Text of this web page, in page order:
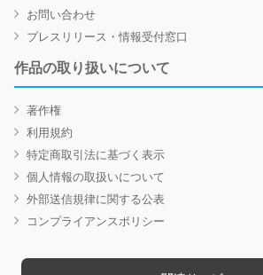
お問い合わせ
プレスリリース・情報受付窓口
作品の取り扱いについて
著作権
利用規約
特定商取引法に基づく表示
個人情報の取扱いについて
外部送信規律に関する公表
コンプライアンスポリシー